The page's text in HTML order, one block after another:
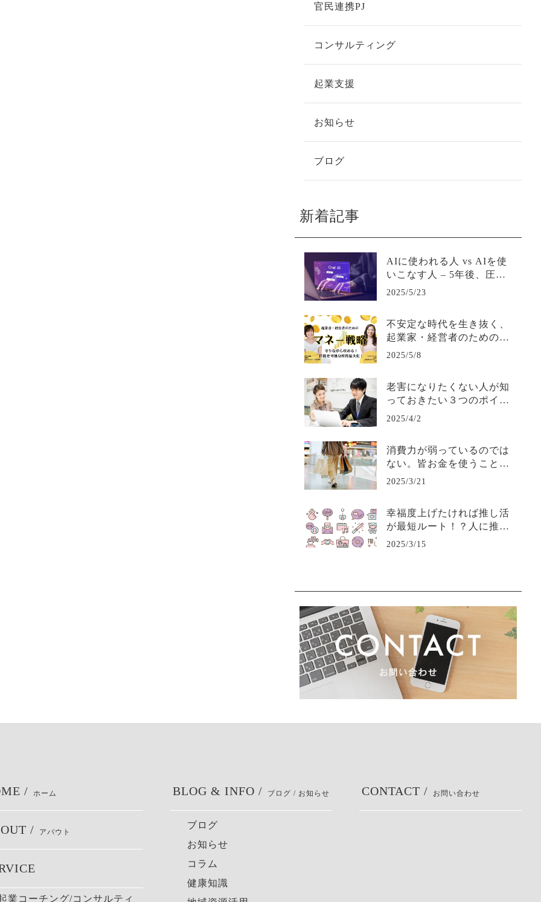
官民連携PJ
コンサルティング
起業支援
お知らせ
ブログ
新着記事
AIに使われる人 vs AIを使
いこなす人 – 5年後、圧倒
的な差がつく活用の分岐点
2025/5/23
不安定な時代を生き抜く、
起業家・経営者のための最
強マネー戦略
2025/5/8
老害になりたくない人が知
っておきたい３つのポイン
ト—若手から必要とされる
2025/4/2
消費力が弱っているのでは
ない。皆お金を使うことに
賢くなり、取捨選択ができ
2025/3/21
幸福度上げたければ推し活
が最短ルート！？人に推さ
れるビジネスについて考え
2025/3/15
/ ホーム
/ アバウト
業コーチング/コンサルティ
BLOG & INFO / ブログ / お知らせ
ブログ
お知らせ
コラム
健康知識
CONTACT / お問い合わせ